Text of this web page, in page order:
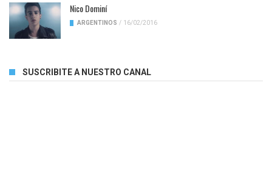
Nico Dominí
ARGENTINOS / 16/02/2016
SUSCRIBITE A NUESTRO CANAL